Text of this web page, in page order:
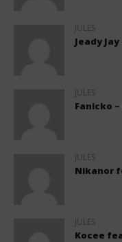
JULES
Jeady
JULES
Fanicko
JULES
Nikanor
JULES
Kocee